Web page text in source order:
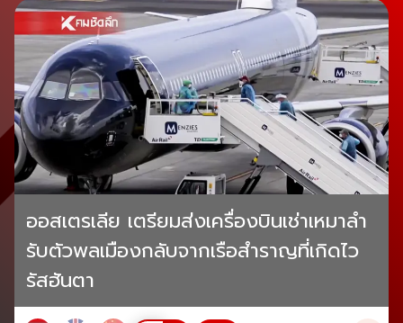
ออสเตรเลีย เตรียมส่งเครื่องบินเช่าเหมาลำ
รับตัวพลเมืองกลับจากเรือสำราญที่เกิดไว
รัสฮันตา